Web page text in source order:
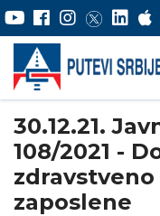
30.12.21.
108/2021 -
zaposlene